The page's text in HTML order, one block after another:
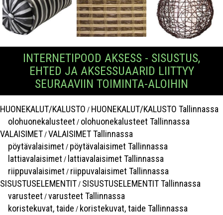
INTERNETIPOOD AKSESS - SISUSTUS,
EHTED JA AKSESSUAARID LIITTYY
SEURAAVIIN TOIMINTA-ALOIHIN
HUONEKALUT/KALUSTO / HUONEKALUT/KALUSTO Tallinnassa
olohuonekalusteet / olohuonekalusteet Tallinnassa
VALAISIMET/VALAISIMET Tallinnassa
pöytävalaisimet / pöytävalaisimet Tallinnassa
lattiavalaisimet / lattiavalaisimet Tallinnassa
riippuvalaisimet / riippuvalaisimet Tallinnassa
SISUSTUSELEMENTIT/ SISUSTUSELEMENTIT Tallinnassa
varusteet /varusteet Tallinnassa
koristekuvat, taide / koristekuvat, taide Tallinnassa